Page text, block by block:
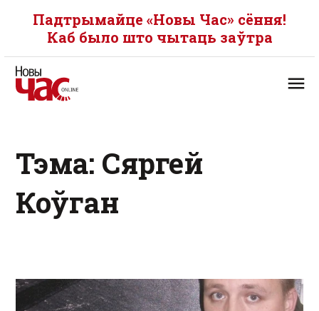
Падтрымайце «Новы Час» сёння!
Каб было што чытаць заўтра
Тэма: Сяргей
Коўган